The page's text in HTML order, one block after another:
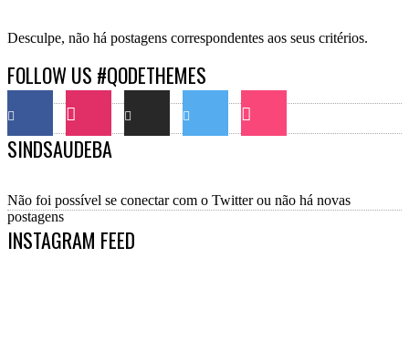
Desculpe, não há postagens correspondentes aos seus critérios.
FOLLOW US #QODETHEMES
SINDSAUDEBA
Não foi possível se conectar com o Twitter ou não há novas
postagens
INSTAGRAM FEED